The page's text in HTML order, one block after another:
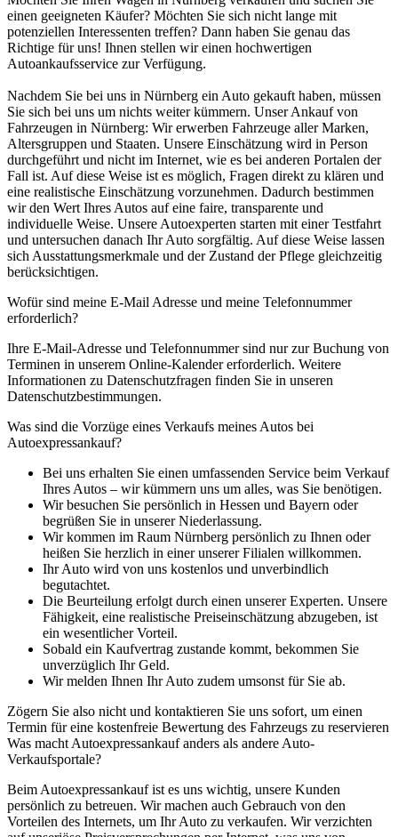
einen geeigneten Käufer? Möchten Sie sich nicht lange mit
potenziellen Interessenten treffen? Dann haben Sie genau das
Richtige für uns! Ihnen stellen wir einen hochwertigen
Autoankaufsservice zur Verfügung.
Nachdem Sie bei uns in Nürnberg ein Auto gekauft haben, müssen
Sie sich bei uns um nichts weiter kümmern. Unser Ankauf von
Fahrzeugen in Nürnberg: Wir erwerben Fahrzeuge aller Marken,
Altersgruppen und Staaten. Unsere Einschätzung wird in Person
durchgeführt und nicht im Internet, wie es bei anderen Portalen der
Fall ist. Auf diese Weise ist es möglich, Fragen direkt zu klären und
eine realistische Einschätzung vorzunehmen. Dadurch bestimmen
wir den Wert Ihres Autos auf eine faire, transparente und
individuelle Weise. Unsere Autoexperten starten mit einer Testfahrt
und untersuchen danach Ihr Auto sorgfältig. Auf diese Weise lassen
sich Ausstattungsmerkmale und der Zustand der Pflege gleichzeitig
berücksichtigen.
Wofür sind meine E-Mail Adresse und meine Telefonnummer
erforderlich?
Ihre E-Mail-Adresse und Telefonnummer sind nur zur Buchung von
Terminen in unserem Online-Kalender erforderlich. Weitere
Informationen zu Datenschutzfragen finden Sie in unseren
Datenschutzbestimmungen.
Was sind die Vorzüge eines Verkaufs meines Autos bei
Autoexpressankauf?
Bei uns erhalten Sie einen umfassenden Service beim Verkauf
Ihres Autos – wir kümmern uns um alles, was Sie benötigen.
Wir besuchen Sie persönlich in Hessen und Bayern oder
begrüßen Sie in unserer Niederlassung.
Wir kommen im Raum Nürnberg persönlich zu Ihnen oder
heißen Sie herzlich in einer unserer Filialen willkommen.
Ihr Auto wird von uns kostenlos und unverbindlich
begutachtet.
Die Beurteilung erfolgt durch einen unserer Experten. Unsere
Fähigkeit, eine realistische Preiseinschätzung abzugeben, ist
ein wesentlicher Vorteil.
Sobald ein Kaufvertrag zustande kommt, bekommen Sie
unverzüglich Ihr Geld.
Wir melden Ihnen Ihr Auto zudem umsonst für Sie ab.
Zögern Sie also nicht und kontaktieren Sie uns sofort, um einen
Termin für eine kostenfreie Bewertung des Fahrzeugs zu reservieren
Was macht Autoexpressankauf anders als andere Auto-
Verkaufsportale?
Beim Autoexpressankauf ist es uns wichtig, unsere Kunden
persönlich zu betreuen. Wir machen auch Gebrauch von den
Vorteilen des Internets, um Ihr Auto zu verkaufen. Wir verzichten